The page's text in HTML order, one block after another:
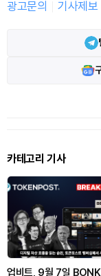
광고문의 기사제보
카테고리 기사
업비트, 9월 7일 BONK